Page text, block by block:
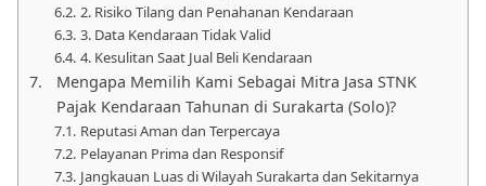
2. Risiko Tilang dan Penahanan Kendaraan
3. Data Kendaraan Tidak Valid
4. Kesulitan Saat Jual Beli Kendaraan
Mengapa Memilih Kami Sebagai Mitra Jasa STNK
Pajak Kendaraan Tahunan di Surakarta (Solo)?
Reputasi Aman dan Terpercaya
Pelayanan Prima dan Responsif
Jangkauan Luas di Wilayah Surakarta dan Sekitarnya